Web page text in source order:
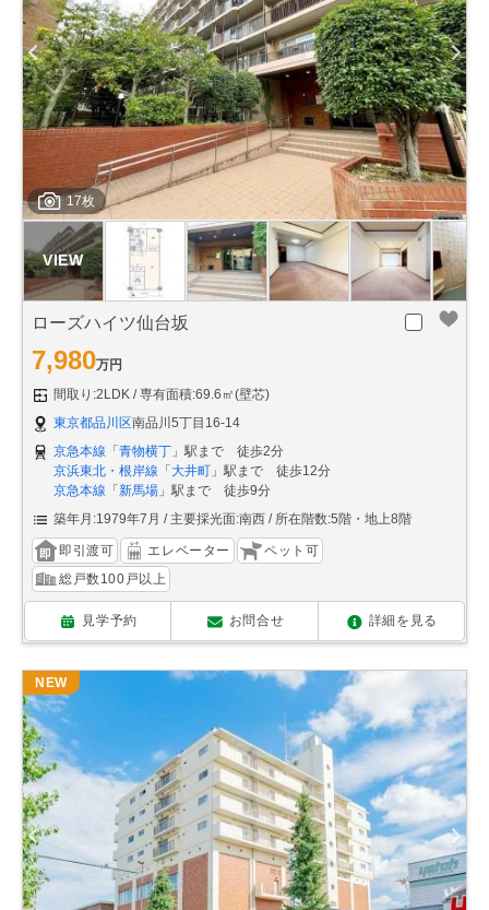
17枚
ローズハイツ仙台坂
7,980万円
間取り:2LDK
専有面積:69.6㎡(壁芯)
東京都品川区南品川5丁目16-14
京急本線 「青物横丁 」駅まで 徒歩2分
京浜東北・根岸線 「大井町 」駅まで 徒歩12分
京急本線 「新馬場 」駅まで 徒歩9分
築年月:1979年7月
主要採光面:南西 所在階数:5階・地上8階
即引渡可 エレベーター
ペット可
総戸数100戸以上
見学予約 お問合せ 詳細を見る
NEW